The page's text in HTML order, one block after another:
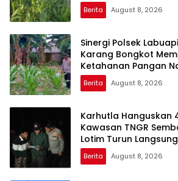
Berita August 8, 2026
Sinergi Polsek
Karang Bongkot
Ketahanan Pangan
Berita August 8, 2026
Karhutla Hanguskan
Kawasan TNGR
Lotim Turun
Berita August 8, 2026